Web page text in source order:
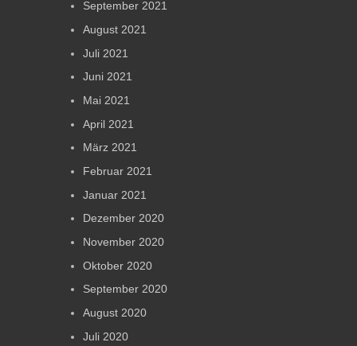
September 2021
August 2021
Juli 2021
Juni 2021
Mai 2021
April 2021
März 2021
Februar 2021
Januar 2021
Dezember 2020
November 2020
Oktober 2020
September 2020
August 2020
Juli 2020